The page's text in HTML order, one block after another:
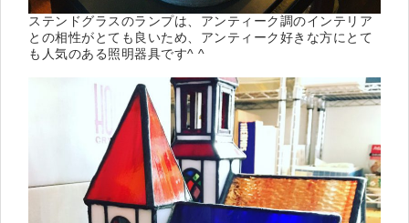
ステンドグラスのランプは、アンティーク調のインテリア
との相性がとても良いため、アンティーク好きな方にとて
も人気のある照明器具です^ ^